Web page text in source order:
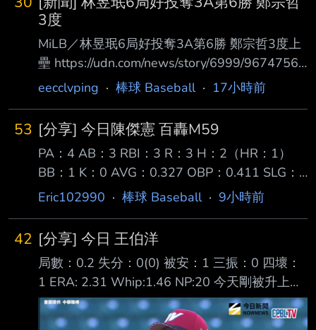
3度
MiLB／林昱珉6局好投奪3A第6勝 鄭宗哲3度上
壘 https://udn.com/news/story/6999/9674756?
from=udn-catebreaknews_ch2 美國職棒小聯盟
力，今天以6局失2分的優質 先發拿下本季第6
勝；紅襪隊3A的台灣野手鄭宗哲則是靠著1安、
2保送，單場3度上壘。 效力亞利桑那響尾蛇隊
的林昱珉今天在3A先發對上聖地牙哥教士隊，
首局就遇到連續2人 上壘危機，但靠雙殺、滾地
球出局化解，第3局、第5局都因單局被連敲2安
eecclvping · 棒球 Baseball· 17小時前
53 [分享] 今日陳傑憲 百轟M59
PA：4 AB：3 RBI：3 R：3 H：2（HR：1）
BB：1 K：0 AVG：0.327 OBP：0.411 SLG：
0.429 OPS+：157 陳傑憲今天當起爆劑，擊出
程碑拉近到M59 ，賽後OPS+上升至157。 陳傑
憲目前還差14打席才能補足規定打席，按照目前
成績有機會空降打擊王，同時OPS+也僅 次於張
育成和魔鷹。 ---- Sent from BePTT on my
Samsung SM-S9360 --
Eric102990 · 棒球 Baseball· 9小時前
42 [分享] 今日 王伯洋
局數：0.2 失分：0(0) 被安：1 三振：0 四壞：
1 ERA: 2.31 Whip:1.46 NP:20 今天剛被升上一
軍的王伯洋 9局上半接替李致霖的投球 雖被敲出
一安打及一保送 掉了隊友的分數 不過後面連續